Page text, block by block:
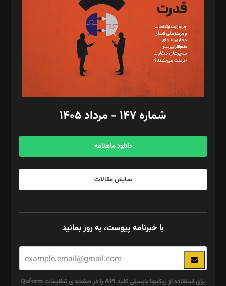
رستمی،مصطفی باستان
ویرایش: نگار استاد‌‌آقا
طراح یونیفرم: مجید توکلی
فیلمبرداری و عکاسی: امیر شفیعی، مانی لطفی زاده
گرافیک و صفحه‌آرایی: سید‌سبحان‌علی ثابت
مد‌یر توسعه تجاری: کامبیز برید‌
امور مالی: شاپور رهبری، محمد‌ کاظمی‌نیا
آگهی و مشترکین: ۰۹۱۹۹۹۹۰۴۵۴
شماره ۱۴۷ - مرداد ۱۴۰۵
دانلود ماهنامه
نمایش مقالات
با خبرنامه پیوست، به روز بمانید
برای استفاده از ریکپچا بایستی کلید API را در صفحه ی تنظیمات Quform